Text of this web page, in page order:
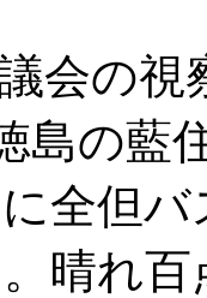
会の視
島の藍
全但
晴れ百